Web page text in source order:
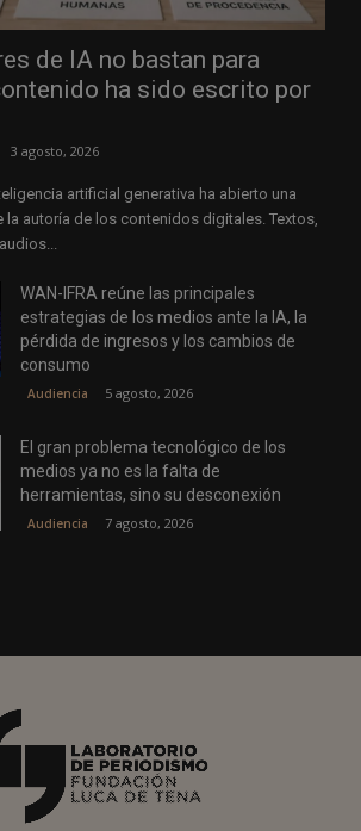
de IA no bastan para
ha sido escrito por
3 agosto, 2026
artificial generativa ha abierto una
la autoría de los contenidos digitales. Textos,
WAN-IFRA reúne las principales
estrategias de los medios ante la IA, la
pérdida de ingresos y los cambios de
consumo
Audiencia 5 agosto, 2026
El gran problema tecnológico de los
medios ya no es la falta de
herramientas, sino su desconexión
Audiencia 7 agosto, 2026